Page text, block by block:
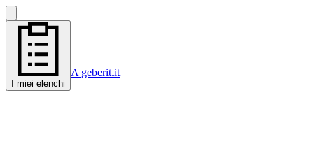
I miei elenchi
A geberit.it